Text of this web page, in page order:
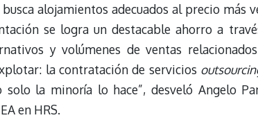
alojamientos adecuados al precio más
se logra un destacable ahorro a
y volúmenes de ventas
la contratación de servicios
solo la minoría lo hace”, desveló Angelo
en HRS.